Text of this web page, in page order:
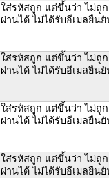
ใส่รหัสถูก แต่ขึ้นว่า ไม่ถู
ผ่านได้ ไม่ได้รับอีเมลยืนยั
ใส่รหัสถูก แต่ขึ้นว่า ไม่ถู
ผ่านได้ ไม่ได้รับอีเมลยืนยั
ใส่รหัสถูก แต่ขึ้นว่า ไม่ถู
ผ่านได้ ไม่ได้รับอีเมลยืนยั
ใส่รหัสถูก แต่ขึ้นว่า ไม่ถู
ผ่านได้ ไม่ได้รับอีเมลยืนยั